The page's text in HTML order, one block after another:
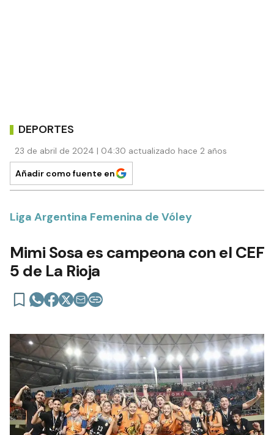
DEPORTES
23 de abril de 2024 | 04:30 actualizado hace 2 años
Añadir como fuente en
Liga Argentina Femenina de Vóley
Mimi Sosa es campeona con el CEF
5 de La Rioja